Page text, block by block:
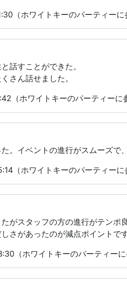
（ホワイトキーのパーティーに
話すことができた。
さん話せました。
（ホワイトキーのパーティーに
。イベントの進行がスムーズで
（ホワイトキーのパーティーに
がスタッフの方の進行がテンポ
さがあったのが減点ポイントです
（ホワイトキーのパーティーに